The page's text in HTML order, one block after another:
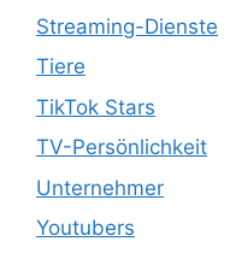
Streaming-Dienste
Tiere
TikTok Stars
TV-Persönlichkeit
Unternehmer
Youtubers